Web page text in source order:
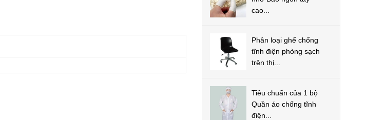
cao...
Phân loại ghế chống
tĩnh điện phòng sạch
trên thị...
Tiêu chuẩn của 1 bộ
Quần áo chống tĩnh
điện...